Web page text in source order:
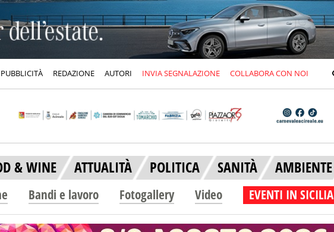
PUBBLICITÀ REDAZIONE AUTORI INVIA SEGNALAZIONE COLLABORA CON NOI
& WINE ATTUALITÀ POLITICA SANITÀ AMBIENTE
Bandi e lavoro Fotogallery Video EVENTI IN SICILIA